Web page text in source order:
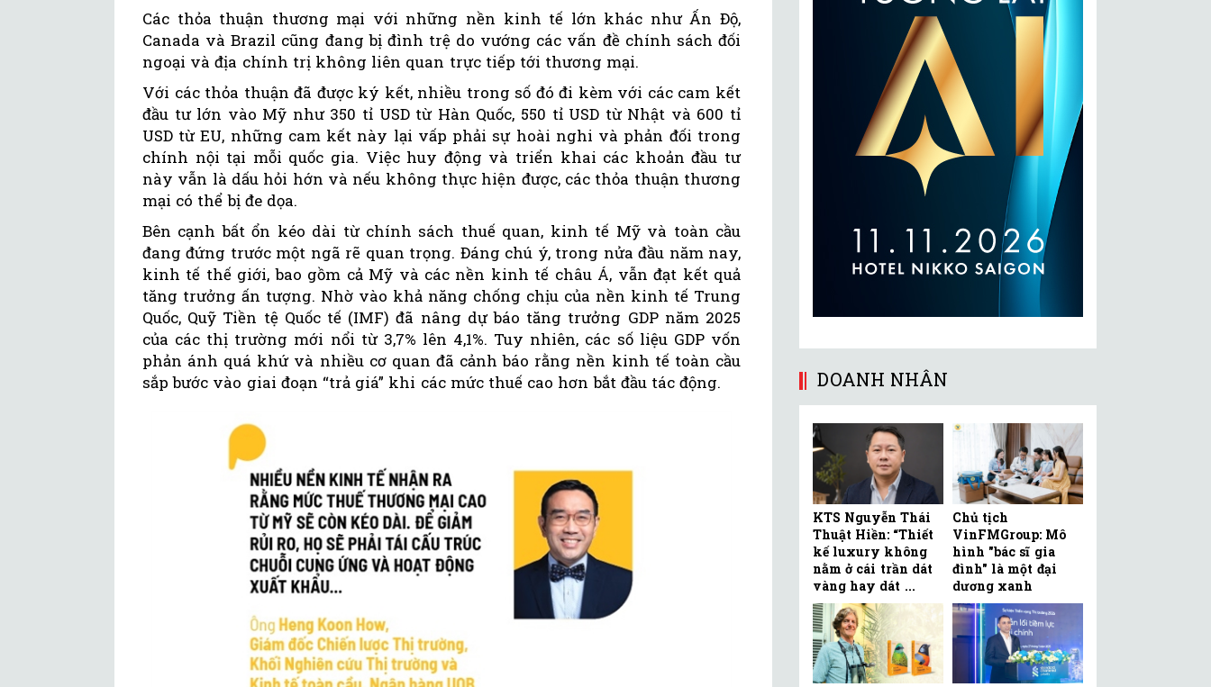
Các thỏa thuận thương mại với những nền kinh tế lớn khác như Ấn Độ,
Canada và Brazil cũng đang bị đình trệ do vướng các vấn đề chính sách đối
ngoại và địa chính trị không liên quan trực tiếp tới thương mại.
Với các thỏa thuận đã được ký kết, nhiều trong số đó đi kèm với các cam kết
đầu tư lớn vào Mỹ như 350 tỉ USD từ Hàn Quốc, 550 tỉ USD từ Nhật và 600 tỉ
USD từ EU, những cam kết này lại vấp phải sự hoài nghi và phản đối trong
chính nội tại mỗi quốc gia. Việc huy động và triển khai các khoản đầu tư
này vẫn là dấu hỏi hớn và nếu không thực hiện được, các thỏa thuận thương
mại có thể bị đe dọa.
Bên cạnh bất ổn kéo dài từ chính sách thuế quan, kinh tế Mỹ và toàn cầu
đang đứng trước một ngã rẽ quan trọng. Đáng chú ý, trong nửa đầu năm nay,
kinh tế thế giới, bao gồm cả Mỹ và các nền kinh tế châu Á, vẫn đạt kết quả
tăng trưởng ấn tượng. Nhờ vào khả năng chống chịu của nền kinh tế Trung
Quốc, Quỹ Tiền tệ Quốc tế (IMF) đã nâng dự báo tăng trưởng GDP năm 2025
của các thị trường mới nổi từ 3,7% lên 4,1%. Tuy nhiên, các số liệu GDP vốn
phản ánh quá khứ và nhiều cơ quan đã cảnh báo rằng nền kinh tế toàn cầu
sắp bước vào giai đoạn “trả giá” khi các mức thuế cao hơn bắt đầu tác động.
DOANH NHÂN
KTS Nguyễn Thái
Thuật Hiền: “Thiết
kế luxury không
nằm ở cái trần dát
vàng hay dát ...
Chủ tịch
VinFMGroup: Mô
hình "bác sĩ gia
đình" là một đại
dương xanh